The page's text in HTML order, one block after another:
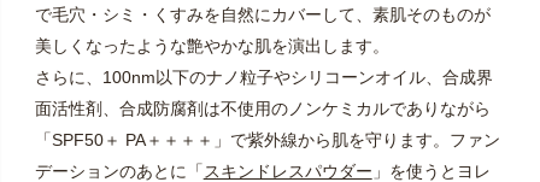
で毛穴・シミ・くすみを自然にカバーして、素肌そのものが
美しくなったような艶やかな肌を演出します。
さらに、100nm以下のナノ粒子やシリコーンオイル、合成界
面活性剤、合成防腐剤は不使用のノンケミカルでありながら
「SPF50＋ PA＋＋＋＋」で紫外線から肌を守ります。ファン
デーションのあとに「スキンドレスパウダー 」を使うとヨレ